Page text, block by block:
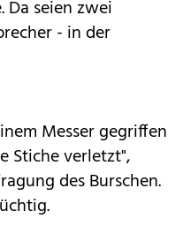
Da seien zwei
- in der
Messer gegriffen
Stiche verletzt",
des Burschen.